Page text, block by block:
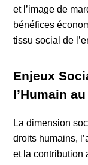
et l’image de
bénéfices
tissu social de
Enjeux
l’Humain
La dimension
droits humains,
et la contribution